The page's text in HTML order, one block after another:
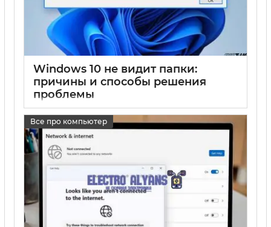
Windows 10 не видит папки:
причины и способы решения
проблемы
Все про компьютер